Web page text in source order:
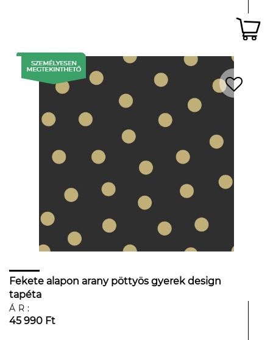
Fekete alapon arany pöttyös gyerek design
tapéta
ÁR:
45 990 Ft